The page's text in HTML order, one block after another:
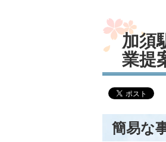
加須
業提
簡易な